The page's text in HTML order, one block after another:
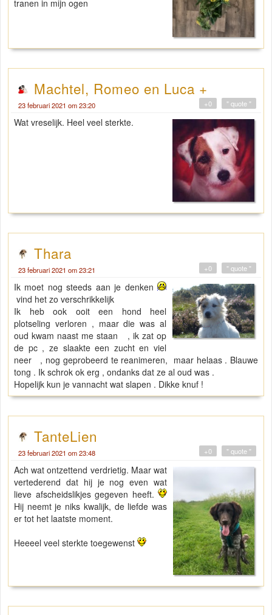
tranen in mijn ogen
Machtel, Romeo en Luca +
23 februari 2021 om 23:20 " quote "
+0
Wat vreselijk. Heel veel sterkte.
Thara
23 februari 2021 om 23:21 " quote "
+0
Ik moet nog steeds aan je denken
vind het zo verschrikkelijk
Ik heb ook ooit een hond heel
plotseling verloren , maar die was al
oud kwam naast me staan , ik zat op
de pc , ze slaakte een zucht en viel
neer , nog geprobeerd te reanimeren, maar helaas . Blauwe
tong . Ik schrok ok erg , ondanks dat ze al oud was .
Hopelijk kun je vannacht wat slapen . Dikke knuf !
TanteLien
23 februari 2021 om 23:48 " quote "
+0
Ach wat ontzettend verdrietig. Maar wat
vertederend dat hij je nog even wat
lieve afscheidslikjes gegeven heeft.
Hij neemt je niks kwalijk, de liefde was
er tot het laatste moment.
Heeeel veel sterkte toegewenst